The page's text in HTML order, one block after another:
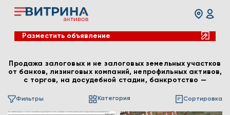
Разместить объявление
Продажа залоговых и не залоговых земельных участков
от банков, лизинговых компаний, непрофильных активов,
с торгов, на досудебной стадии, банкротство —
Фильтры Категория Сортировка